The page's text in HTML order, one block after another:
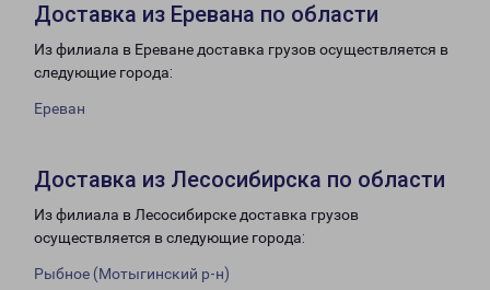
Доставка из Еревана по области
Из филиала в Ереване доставка грузов осуществляется в
следующие города:
Ереван
Доставка из Лесосибирска по области
Из филиала в Лесосибирске доставка грузов
осуществляется в следующие города:
Рыбное (Мотыгинский р-н)